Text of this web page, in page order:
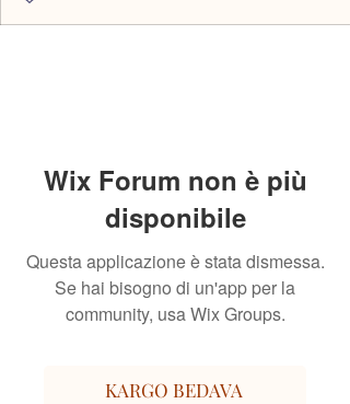
Wix Forum non è più
disponibile
Questa applicazione è stata dismessa.
Se hai bisogno di un'app per la
community, usa Wix Groups.
KARGO BEDAVA